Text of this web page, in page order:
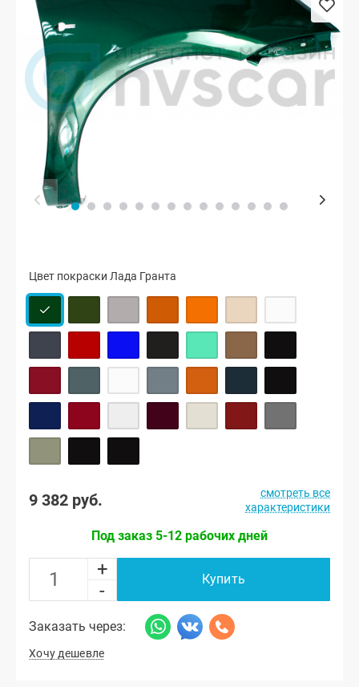
Цвет покраски Лада Гранта
9 382 руб.
смотреть все
характеристики
Под заказ 5-12 рабочих дней
+
-
Купить
Заказать через:
Хочу дешевле